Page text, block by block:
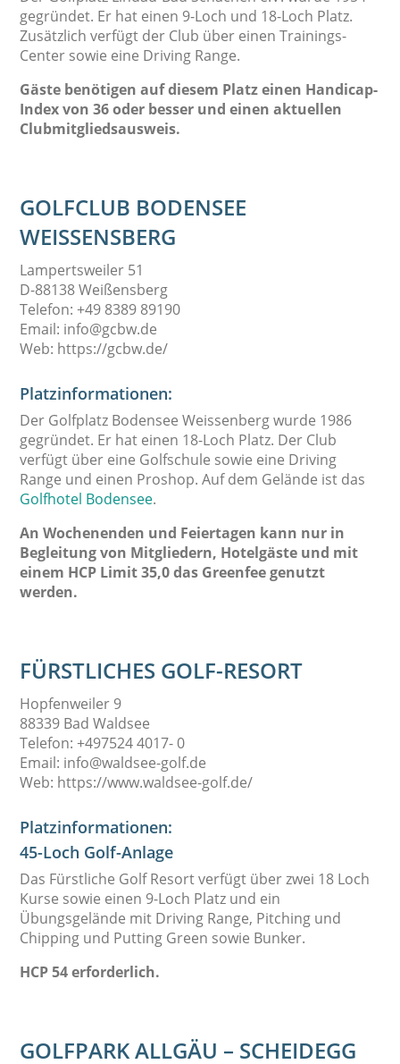
gegründet. Er hat einen 9-Loch und 18-Loch Platz.
Zusätzlich verfügt der Club über einen Trainings-
Center sowie eine Driving Range.
Gäste benötigen auf diesem Platz einen Handicap-
Index von 36 oder besser und einen aktuellen
Clubmitgliedsausweis.
GOLFCLUB BODENSEE
WEISSENSBERG
Lampertsweiler 51
D-88138 Weißensberg
Telefon: +49 8389 89190
Email: info@gcbw.de
Web: https://gcbw.de/
Platzinformationen:
Der Golfplatz Bodensee Weissenberg wurde 1986
gegründet. Er hat einen 18-Loch Platz. Der Club
verfügt über eine Golfschule sowie eine Driving
Range und einen Proshop. Auf dem Gelände ist das
Golfhotel Bodensee.
An Wochenenden und Feiertagen kann nur in
Begleitung von Mitgliedern, Hotelgäste und mit
einem HCP Limit 35,0 das Greenfee genutzt
werden.
FÜRSTLICHES GOLF-RESORT
Hopfenweiler 9
88339 Bad Waldsee
Telefon: +497524 4017- 0
Email: info@waldsee-golf.de
Web: https://www.waldsee-golf.de/
Platzinformationen:
45-Loch Golf-Anlage
Das Fürstliche Golf Resort verfügt über zwei 18 Loch
Kurse sowie einen 9-Loch Platz und ein
Übungsgelände mit Driving Range, Pitching und
Chipping und Putting Green sowie Bunker.
HCP 54 erforderlich.
GOLFPARK ALLGÄU – SCHEIDEGG